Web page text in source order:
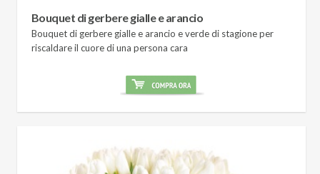
Bouquet di gerbere gialle e arancio
Bouquet di gerbere gialle e arancio e verde di stagione per
riscaldare il cuore di una persona cara